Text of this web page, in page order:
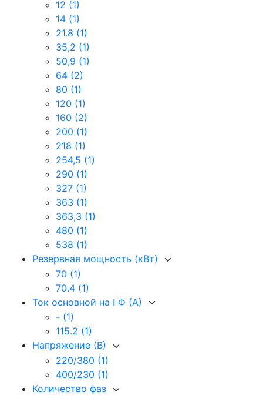
12 (1)
14 (1)
21.8 (1)
35,2 (1)
50,9 (1)
64 (2)
80 (1)
120 (1)
160 (2)
200 (1)
218 (1)
254,5 (1)
290 (1)
327 (1)
363 (1)
363,3 (1)
480 (1)
538 (1)
Резервная мощность (кВт)
70 (1)
70.4 (1)
Ток основной на I Ф (А)
- (1)
115.2 (1)
Напряжение (В)
220/380 (1)
400/230 (1)
Количество фаз